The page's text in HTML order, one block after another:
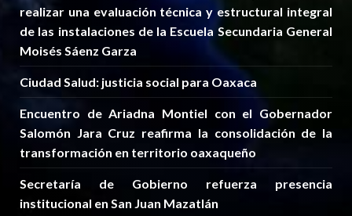
realizar una evaluación técnica y estructural integral
de las instalaciones de la Escuela Secundaria General
Moisés Sáenz Garza
Ciudad Salud: justicia social para Oaxaca
Encuentro de Ariadna Montiel con el Gobernador
Salomón Jara Cruz reafirma la consolidación de la
transformación en territorio oaxaqueño
Secretaría de Gobierno refuerza presencia
institucional en San Juan Mazatlán